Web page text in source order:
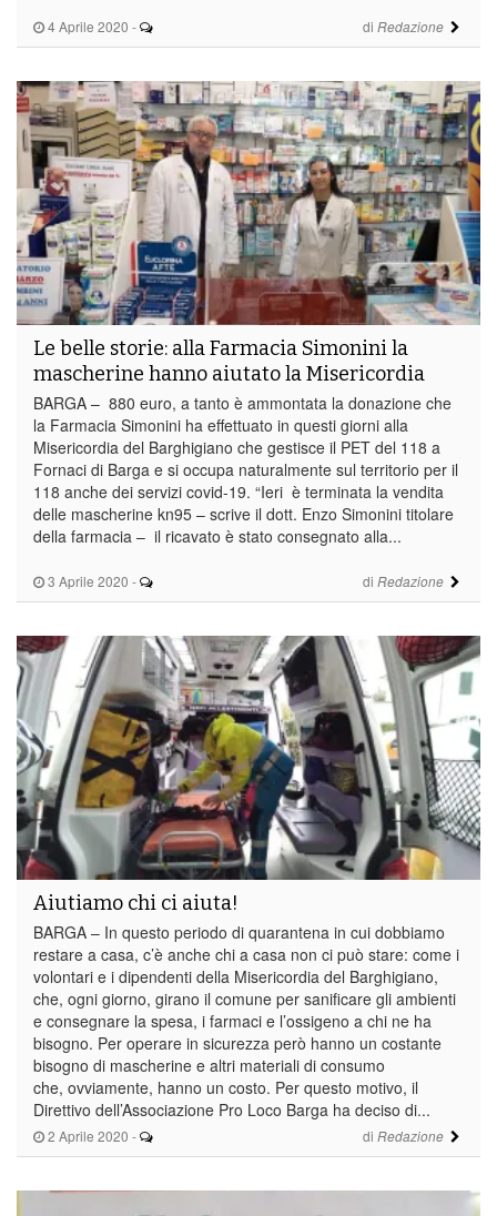
4 Aprile 2020 - di Redazione
3 Aprile 2020 - di Redazione
Le belle storie: alla Farmacia Simonini la
mascherine hanno aiutato la Misericordia
BARGA – 880 euro, a tanto è ammontata la donazione che
la Farmacia Simonini ha effettuato in questi giorni alla
Misericordia del Barghigiano che gestisce il PET del 118 a
Fornaci di Barga e si occupa naturalmente sul territorio per il
118 anche dei servizi covid-19. “Ieri è terminata la vendita
delle mascherine kn95 – scrive il dott. Enzo Simonini titolare
della farmacia – il ricavato è stato consegnato alla...
2 Aprile 2020 - di Redazione
Aiutiamo chi ci aiuta!
BARGA – In questo periodo di quarantena in cui dobbiamo
restare a casa, c’è anche chi a casa non ci può stare: come i
volontari e i dipendenti della Misericordia del Barghigiano,
che, ogni giorno, girano il comune per sanificare gli ambienti
e consegnare la spesa, i farmaci e l’ossigeno a chi ne ha
bisogno. Per operare in sicurezza però hanno un costante
bisogno di mascherine e altri materiali di consumo
che, ovviamente, hanno un costo. Per questo motivo, il
Direttivo dell’Associazione Pro Loco Barga ha deciso di...